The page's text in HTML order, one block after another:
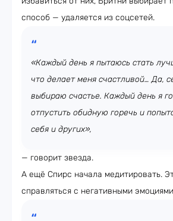
способ — удаляется из соцсетей.
«Каждый день я пытаюсь стать
что делает меня счастливой… Да,
выбираю счастье. Каждый день я
отпустить обидную горечь и
себя и других»,
— говорит звезда.
А ещё Спирс начала медитировать.
справляться с негативными